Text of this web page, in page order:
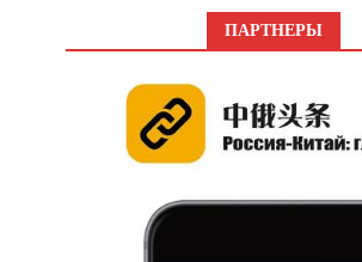
ПАРТНЕРЫ